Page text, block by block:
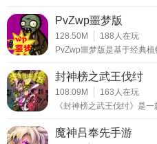
PvZwp噩梦版
128.50M 188 人在玩
PvZwp噩梦版是基于经典
封神榜之武王伐纣
108.09M 163 人在玩
《封神榜之武王伐纣》是
魔神吕奉先手游